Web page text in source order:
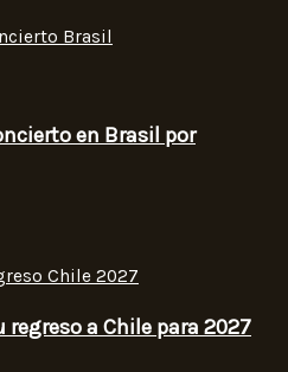
en Brasil por
a Chile para 2027